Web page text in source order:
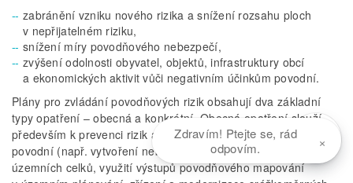
zabránění vzniku nového rizika a snížení rozsahu ploch
v nepřijatelném riziku,
snížení míry povodňového nebezpečí,
zvýšení odolnosti obyvatel, objektů, infrastruktury obcí
a ekonomických aktivit vůči negativním účinkům povodní.
Plány pro zvládání povodňových rizik obsahují dva základní
typy opatření – obecná a konkrétní. Obecná opatření slouží
především k prevenci rizik a zlepšení připravenosti zvládání
povodní (např. vytvoření nebo aktualizace povodňových plánů
územních celků, využití výstupů povodňového mapování
Zdravím! Ptejte se, rád
odpovím.
×